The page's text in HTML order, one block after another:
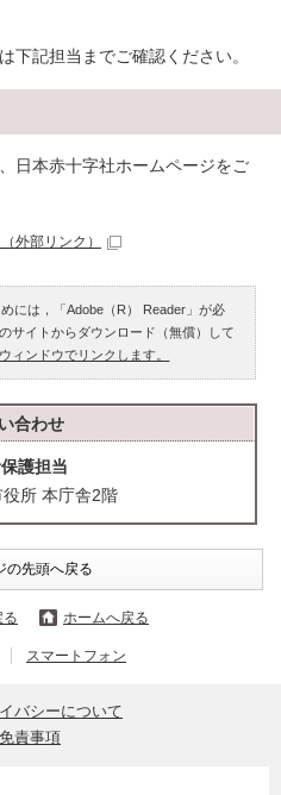
下記担当までご確認ください。
日本赤十字社ホームページをご
（外部リンク）
には，「Adobe（R） Reader」が必
サイトからダウンロード（無償）して
ィンドウでリンクします。
合わせ
護担当
所 本庁舎2階
の先頭へ戻る
る ホームへ戻る
スマートフォン
バシーについて
免責事項